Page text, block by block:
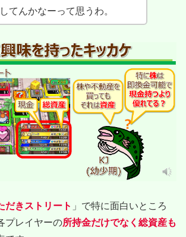
てんかなーって思うわ。
だきストリート 」で特に面白いところ
プレイヤーの所持金だけでなく総資産も